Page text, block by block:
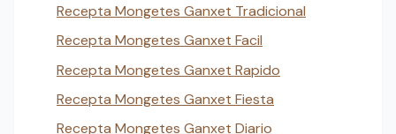
Recepta Mongetes Ganxet Tradicional
Recepta Mongetes Ganxet Facil
Recepta Mongetes Ganxet Rapido
Recepta Mongetes Ganxet Fiesta
Recepta Mongetes Ganxet Diario